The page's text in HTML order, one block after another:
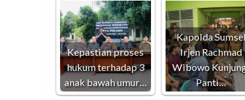
Kepastian proses
hukum terhadap 3
anak bawah umur…
Kapolda
Irjen Rachmad
Wibowo
Panti…